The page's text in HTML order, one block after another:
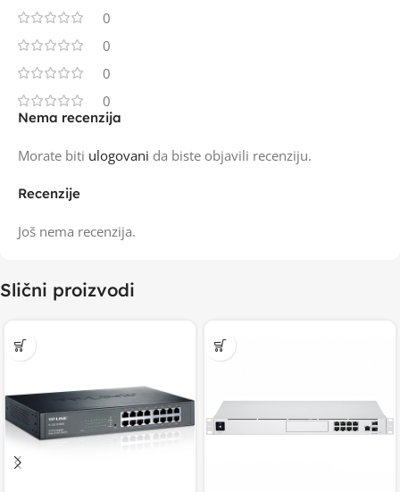
0
0
0
0
Recenzije
Još nema recenzija.
Nema recenzija
Morate biti ulogovani da biste objavili recenziju.
Slični proizvodi